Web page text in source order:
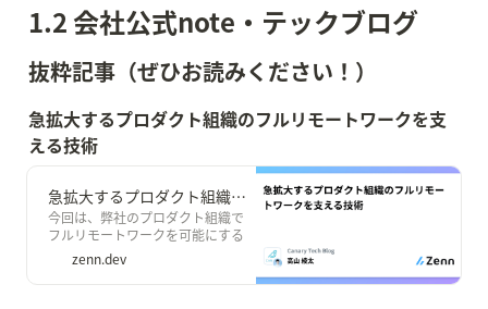
1.2 会社公式note・テックブログ
抜粋記事（ぜひお読みください！）
急拡大するプロダクト組織のフルリモートワークを支
える技術
急拡大するプロダクト組織のフルリモートワークを支える技術
今回は、弊社のプロダクト組織で
フルリモートワークを可能にする
ために行っている工夫や設計につい
てシェアをさせて頂ければと思い
ます。 （記事タイトルは某有名本
zenn.dev